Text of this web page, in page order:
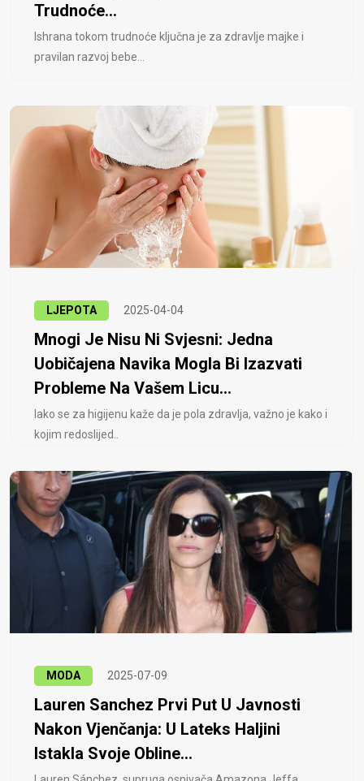
Trudnoće...
Ishrana tokom trudnoće ključna je za zdravlje majke i
pravilan razvoj bebe...
LJEPOTA 2025-04-04
Mnogi Je Nisu Ni Svjesni: Jedna
Uobičajena Navika Mogla Bi Izazvati
Probleme Na Vašem Licu...
Iako se za higijenu kaže da je pola zdravlja, važno je kako i
kojim redoslijed..
MODA 2025-07-09
Lauren Sanchez Prvi Put U Javnosti
Nakon Vjenčanja: U Lateks Haljini
Istakla Svoje Obline...